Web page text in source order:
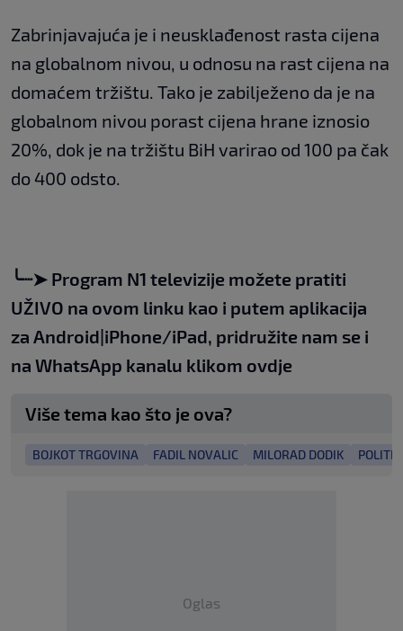
Zabrinjavajuća je i neusklađenost rasta cijena
na globalnom nivou, u odnosu na rast cijena na
domaćem tržištu. Tako je zabilježeno da je na
globalnom nivou porast cijena hrane iznosio
20%, dok je na tržištu BiH varirao od 100 pa čak
do 400 odsto.
╰┈➤ Program N1 televizije možete pratiti
UŽIVO na ovom linku kao i putem aplikacija
za Android|iPhone/iPad, pridružite nam se i
na WhatsApp kanalu klikom ovdje
Više tema kao što je ova?
BOJKOT TRGOVINA FADIL NOVALIC MILORAD DODIK
Oglas